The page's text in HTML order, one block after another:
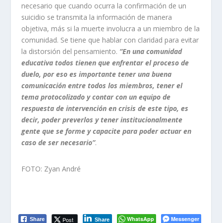
necesario que cuando ocurra la confirmación de un
suicidio se transmita la información de manera
objetiva, más si la muerte involucra a un miembro de la
comunidad. Se tiene que hablar con claridad para evitar
la distorsión del pensamiento. “En una comunidad
educativa todos tienen que enfrentar el proceso de
duelo, por eso es importante tener una buena
comunicación entre todos los miembros, tener el
tema protocolizado y contar con un equipo de
respuesta de intervención en crisis de este tipo, es
decir, poder preverlos y tener institucionalmente
gente que se forme y capacite para poder actuar en
caso de ser necesario”.
FOTO: Zyan André
Share Post Share WhatsApp Messenger